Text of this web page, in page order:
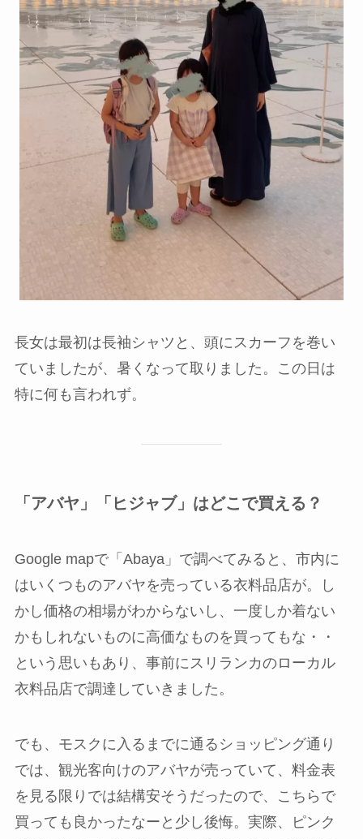
長女は最初は長袖シャツと、頭にスカーフを巻い
ていましたが、暑くなって取りました。この日は
特に何も言われず。
「アバヤ」「ヒジャブ」はどこで買える？
Google mapで「Abaya」で調べてみると、市内に
はいくつものアバヤを売っている衣料品店が。し
かし価格の相場がわからないし、一度しか着ない
かもしれないものに高価なものを買ってもな・・
という思いもあり、事前にスリランカのローカル
衣料品店で調達していきました。
でも、モスクに入るまでに通るショッピング通り
では、観光客向けのアバヤが売っていて、料金表
を見る限りでは結構安そうだったので、こちらで
買っても良かったなーと少し後悔。実際、ピンク